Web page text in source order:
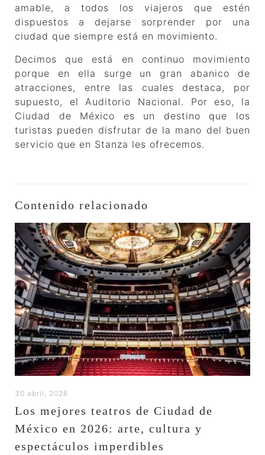
amable, a todos los viajeros que estén
dispuestos a dejarse sorprender por una
ciudad que siempre está en movimiento.
Decimos que está en continuo movimiento
porque en ella surge un gran abanico de
atracciones, entre las cuales destaca, por
supuesto, el Auditorio Nacional. Por eso, la
Ciudad de México es un destino que los
turistas pueden disfrutar de la mano del buen
servicio que en Stanza les ofrecemos.
Contenido relacionado
30 abril, 2026
Los mejores teatros de Ciudad de
México en 2026: arte, cultura y
espectáculos imperdibles